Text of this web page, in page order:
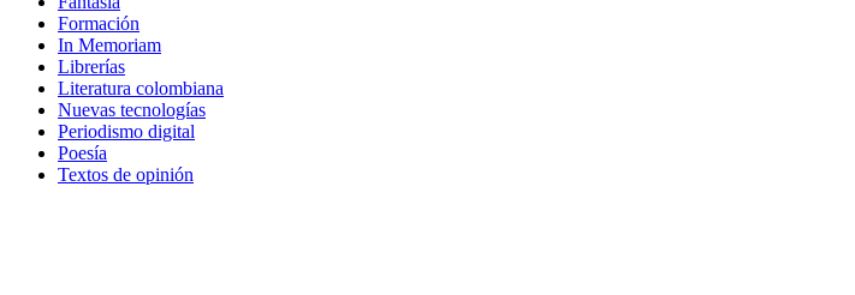
Formación
In Memoriam
Librerías
Literatura colombiana
Nuevas tecnologías
Periodismo digital
Poesía
Textos de opinión